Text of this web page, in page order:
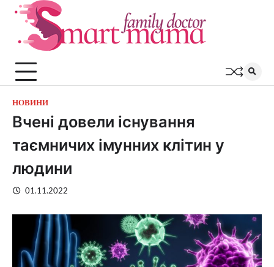
Перейти
НОВИНИ
Вчені довели існування
таємничих імунних клітин у
людини
01.11.2022